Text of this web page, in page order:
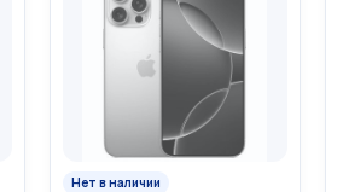
Нет в наличии